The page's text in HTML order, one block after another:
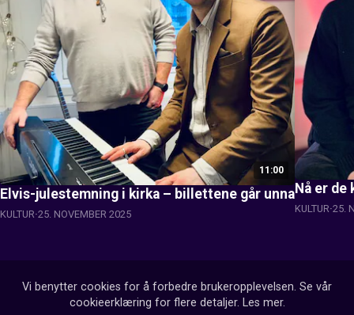
11:00
Elvis-julestemning i kirka – billettene går unna
KULTUR 25. NOVEMBER 2025
Nå er
KULTUR 25.
Vi benytter cookies for å forbedre brukeropplevelsen. Se vår
cookieerklæring for flere detaljer. Les mer.